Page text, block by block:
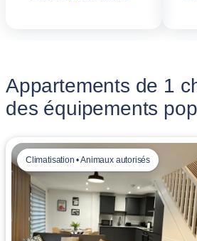
Appartements de 1
des équipements
Climatisation • Animaux autorisés